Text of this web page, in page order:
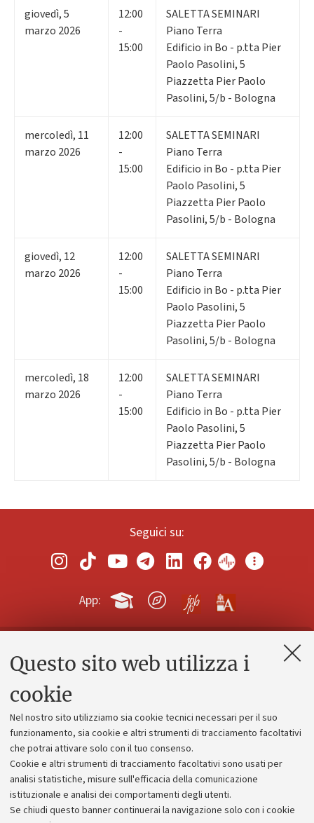
Questo sito web utilizza i
cookie
Nel nostro sito utilizziamo sia cookie tecnici necessari per il suo
funzionamento, sia cookie e altri strumenti di tracciamento facoltativi
che potrai attivare solo con il tuo consenso.
Cookie e altri strumenti di tracciamento facoltativi sono usati per
analisi statistiche, misure sull'efficacia della comunicazione
istituzionale e analisi dei comportamenti degli utenti.
Se chiudi questo banner continuerai la navigazione solo con i cookie
giovedì,5
marzo 2026
12:00
-
15:00
SALETTA SEMINARI
Piano Terra
Edificio in Bo - p.tta Pier
Paolo Pasolini, 5
Piazzetta Pier Paolo
Pasolini, 5/b - Bologna
mercoledì, 11
marzo 2026
12:00
-
15:00
SALETTA SEMINARI
Piano Terra
Edificio in Bo - p.tta Pier
Paolo Pasolini, 5
Piazzetta Pier Paolo
Pasolini, 5/b - Bologna
giovedì, 12
marzo 2026
12:00
-
15:00
SALETTA SEMINARI
Piano Terra
Edificio in Bo - p.tta Pier
Paolo Pasolini, 5
Piazzetta Pier Paolo
Pasolini, 5/b - Bologna
mercoledì, 18
marzo 2026
12:00
-
15:00
SALETTA SEMINARI
Piano Terra
Edificio in Bo - p.tta Pier
Paolo Pasolini, 5
Piazzetta Pier Paolo
Pasolini, 5/b - Bologna
Seguici su:
App:
Contatti e PEC
Alumni community
Piano strategico
Bilanci
Donazioni e 5x1000